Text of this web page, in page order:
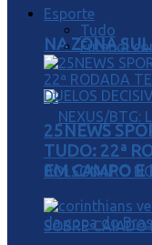
NA ZONA SUL
Esporte
Tudo
Futebol
25NEWS
TUDO: 22ª
EM CAMPO E